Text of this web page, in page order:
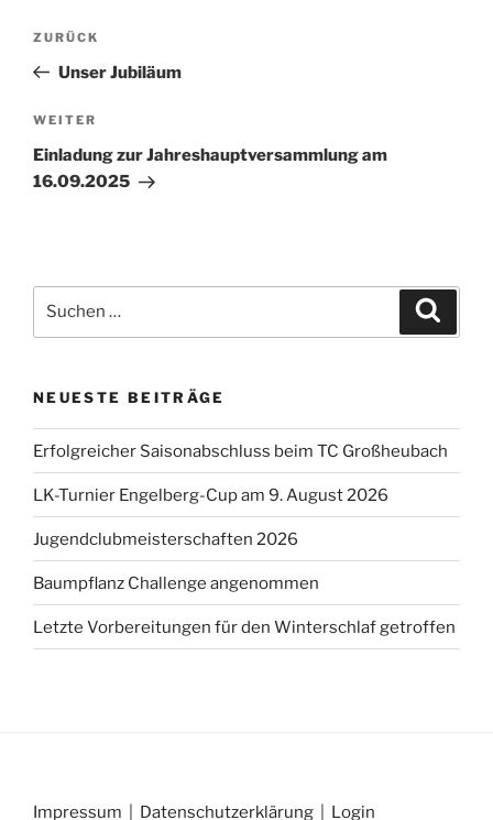
Beitragsnavigation
Vorheriger
Beitrag
ZURÜCK
Unser Jubiläum
Nächster
Beitrag
WEITER
Einladung zur Jahreshauptversammlung am
16.09.2025
nach:
NEUESTE BEITRÄGE
Erfolgreicher Saisonabschluss beim TC Großheubach
LK-Turnier Engelberg-Cup am 9. August 2026
Jugendclubmeisterschaften 2026
Baumpflanz Challenge angenommen
Letzte Vorbereitungen für den Winterschlaf getroffen
Impressum Datenschutzerklärung Login